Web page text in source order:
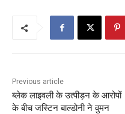
Previous article
ब्लेक लाइवली के उत्पीड़न के आरोपों
के बीच जस्टिन बाल्डोनी ने वुमन